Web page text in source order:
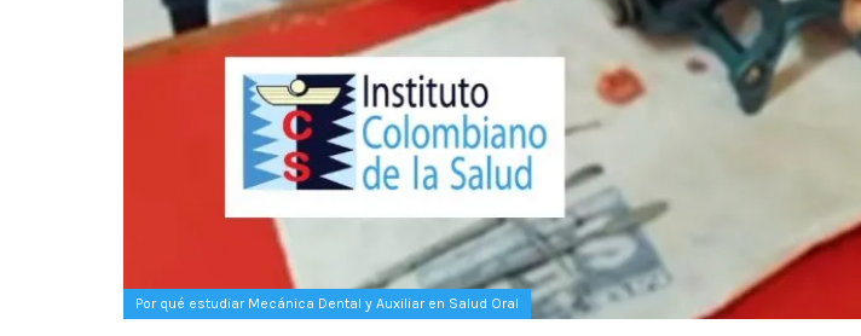
Por qué estudiar Mecánica Dental y Auxiliar en Salud Oral